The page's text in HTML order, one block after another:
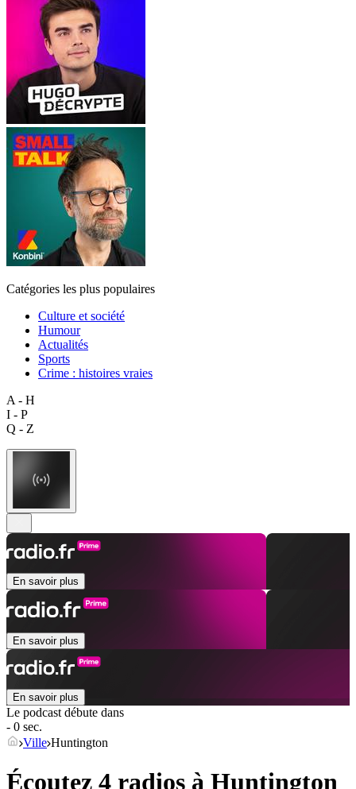
Catégories les plus populaires
Culture et société
Humour
Actualités
Sports
Crime : histoires vraies
A - H
I - P
Q - Z
En savoir plus
En savoir plus
En savoir plus
Le podcast débute dans
- 0 sec.
Ville Huntington
Écoutez 4 radios à Huntington